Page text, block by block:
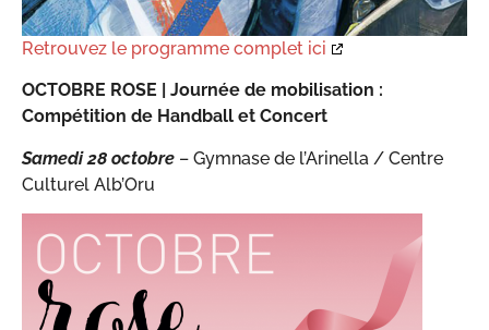
Retrouvez le programme complet ici
OCTOBRE ROSE |
Journée de mobilisation :
Compétition de Handball et Concert
Samedi 28 octobre – Gymnase de l’Arinella / Centre
Culturel Alb’Oru